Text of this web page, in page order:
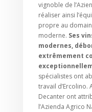
vignoble de
réaliser ainsi
propre au
moderne. Ses
modernes,
extrêmement
spécialistes ont
travail d’Ercolino.
Decanter ont
l’Azienda Agrico